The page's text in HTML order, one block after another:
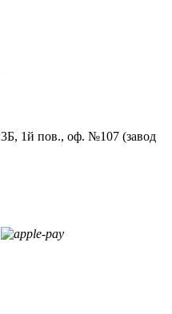
1й пов., оф. №107 (завод